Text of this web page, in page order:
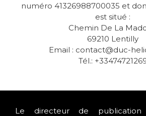
numéro 41326988700035 et
est situé :
Chemin De La
69210 Lentilly
Email : contact@duc-
Tél.:
Le directeur de